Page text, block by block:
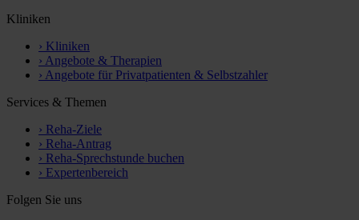
Kliniken
› Kliniken
› Angebote & Therapien
› Angebote für Privatpatienten & Selbstzahler
Services & Themen
› Reha-Ziele
› Reha-Antrag
› Reha-Sprechstunde buchen
› Expertenbereich
Folgen Sie uns